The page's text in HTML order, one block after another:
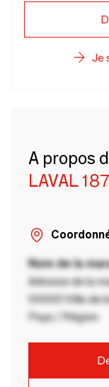
Je
A propos
LAVAL
Nom de la
Adresse de la
00000 Ville de
Pays / Région